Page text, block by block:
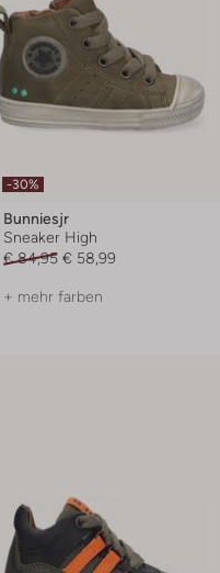
-30%
Bunniesjr
Sneaker High
€ 84,95 € 58,99
+ mehr farben